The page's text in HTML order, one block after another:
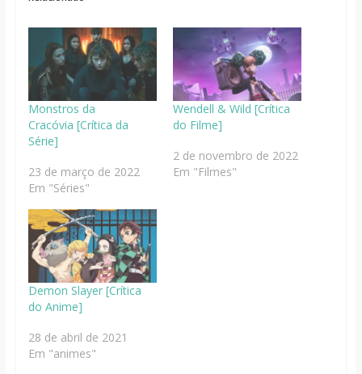
Monstros da
Cracóvia [Crítica da
Série]
23 de março de 2022
Em "Séries"
Wendell & Wild [Crítica
do Filme]
2 de novembro de 2022
Em "Filmes"
Demon Slayer [Crítica
do Anime]
28 de abril de 2021
Em "animes"